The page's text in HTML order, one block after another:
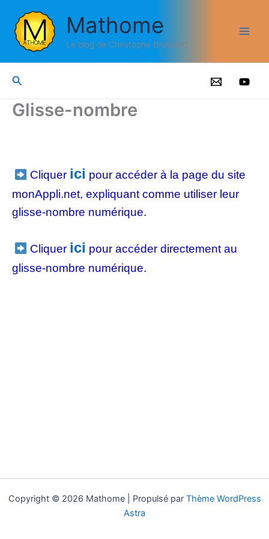
contenu
Mathome
Le blog de Christophe Brossard
Rechercher
Glisse-nombre
Cliquer ici pour accéder à la page du site
monAppli.net, expliquant comme utiliser leur
glisse-nombre numérique.
Cliquer ici pour accéder directement au
glisse-nombre numérique.
Copyright © 2026 Mathome | Propulsé par Thème WordPress
Astra